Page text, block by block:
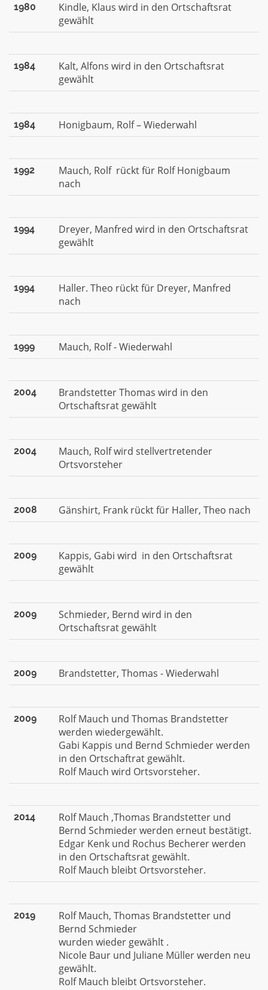
1980
Kindle, Klaus wird in den Ortschaftsrat
gewählt
1984
Kalt, Alfons wird in den Ortschaftsrat
gewählt
1984 Honigbaum, Rolf – Wiederwahl
1992
Mauch, Rolf rückt für Rolf Honigbaum
nach
1994
Dreyer, Manfred wird in den Ortschaftsrat
gewählt
1994
Haller. Theo rückt für Dreyer, Manfred
nach
1999 Mauch, Rolf - Wiederwahl
2004
Brandstetter Thomas wird in den
Ortschaftsrat gewählt
2004
Mauch, Rolf wird stellvertretender
Ortsvorsteher
2008 Gänshirt, Frank rückt für Haller, Theo nach
2009
Kappis, Gabi wird in den Ortschaftsrat
gewählt
2009
Schmieder, Bernd wird in den
Ortschaftsrat gewählt
2009 Brandstetter, Thomas - Wiederwahl
2009
Rolf Mauch und Thomas Brandstetter
werden wiedergewählt.
Gabi Kappis und Bernd Schmieder werden
in den Ortschaftrat gewählt.
Rolf Mauch wird Ortsvorsteher.
2014
Rolf Mauch ,Thomas Brandstetter und
Bernd Schmieder werden erneut bestätigt.
Edgar Kenk und Rochus Becherer werden
in den Ortschaftsrat gewählt.
Rolf Mauch bleibt Ortsvorsteher.
2019
Rolf Mauch, Thomas Brandstetter und
Bernd Schmieder
wurden wieder gewählt .
Nicole Baur und Juliane Müller werden neu
gewählt.
Rolf Mauch bleibt Ortsvorsteher.